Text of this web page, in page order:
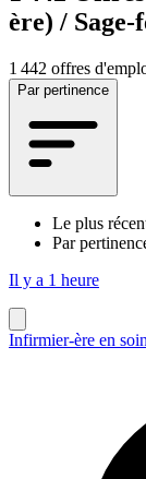
ère) / Sage-
1 442 offres
Par pertinence
Le plus
Par
Il y a 1 heure
Infirmier-ère en